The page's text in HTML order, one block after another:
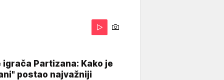
igrača Partizana: Kako je
postao najvažniji